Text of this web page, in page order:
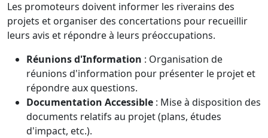
Les promoteurs doivent informer les riverains des
projets et organiser des concertations pour recueillir
leurs avis et répondre à leurs préoccupations.
Réunions d'Information : Organisation de
réunions d'information pour présenter le projet et
répondre aux questions.
Documentation Accessible : Mise à disposition des
documents relatifs au projet (plans, études
d'impact, etc.).